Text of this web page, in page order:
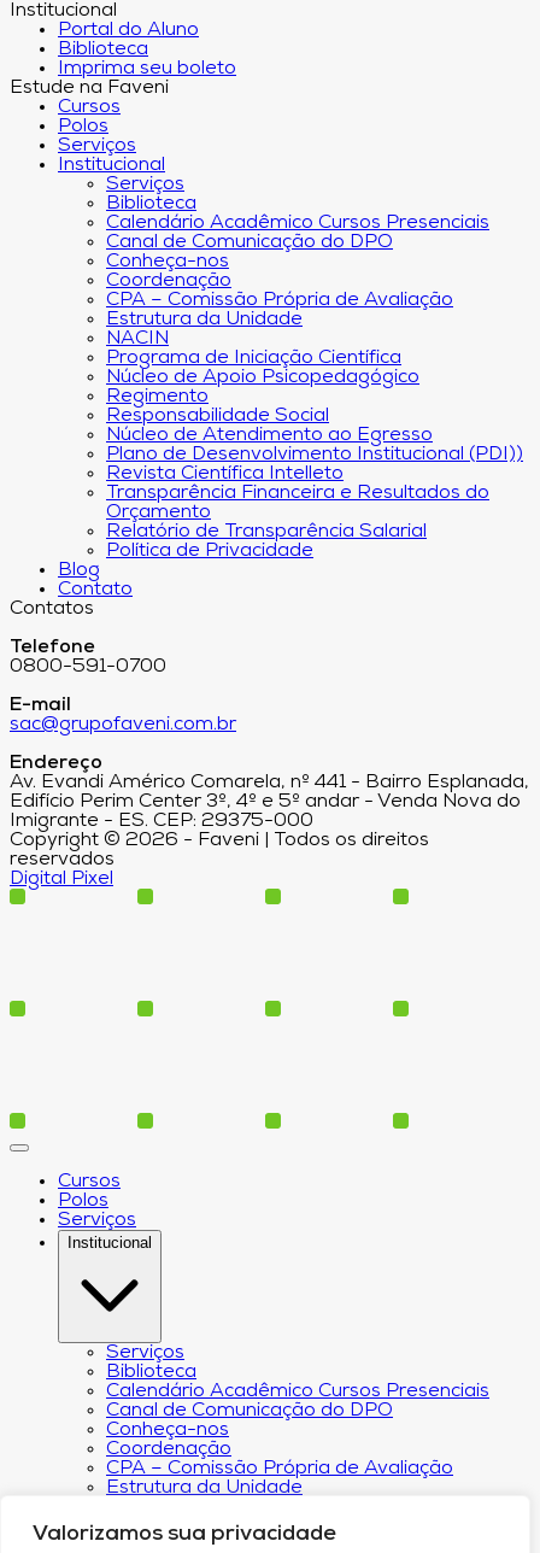
Valorizamos sua privacidade
Institucional
Portal do Aluno
Biblioteca
Imprima seu boleto
Estude na Faveni
Cursos
Polos
Serviços
Institucional
Serviços
Biblioteca
Calendário Acadêmico Cursos Presenciais
Canal de Comunicação do DPO
Conheça-nos
Coordenação
CPA – Comissão Própria de Avaliação
Estrutura da Unidade
NACIN
Programa de Iniciação Científica
Núcleo de Apoio Psicopedagógico
Regimento
Responsabilidade Social
Núcleo de Atendimento ao Egresso
Plano de Desenvolvimento Institucional (PDI))
Revista Científica Intelleto
Transparência Financeira e Resultados do
Orçamento
Relatório de Transparência Salarial
Política de Privacidade
Blog
Contato
Contatos
Telefone
0800-591-0700
E-mail
sac@grupofaveni.com.br
Endereço
Av. Evandi Américo Comarela, nº 441 - Bairro Esplanada,
Edifício Perim Center 3º, 4º e 5º andar - Venda Nova do
Imigrante - ES. CEP: 29375-000
Copyright © 2026 - Faveni | Todos os direitos
reservados
Digital Pixel
Cursos
Polos
Serviços
Institucional
Serviços
Biblioteca
Calendário Acadêmico Cursos Presenciais
Canal de Comunicação do DPO
Conheça-nos
Coordenação
CPA – Comissão Própria de Avaliação
Estrutura da Unidade
Programa de Iniciação Científica
Núcleo de Apoio Psicopedagógico